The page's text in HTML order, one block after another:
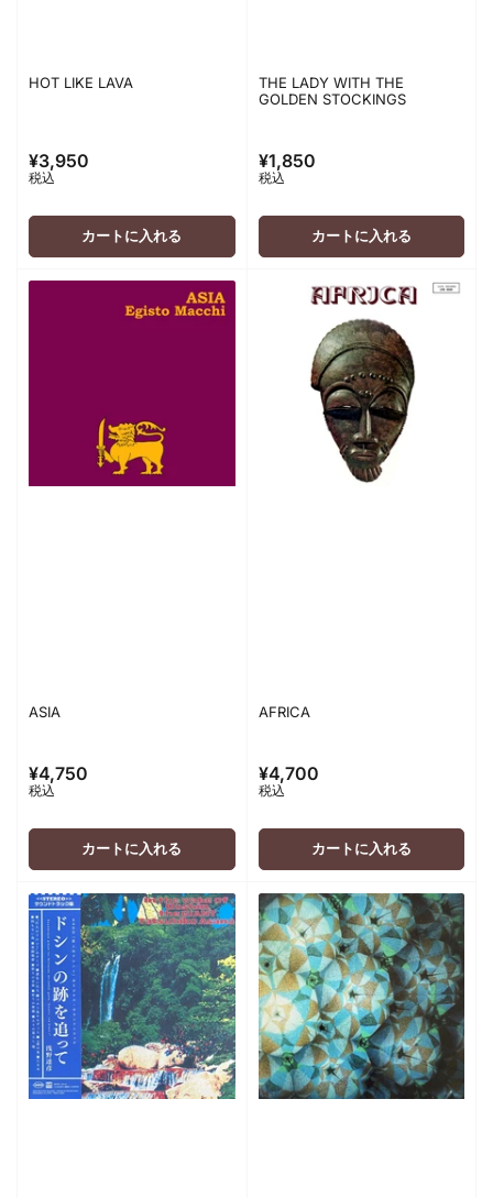
HOT LIKE LAVA
通
常
価
¥3,950
税込
カートに入れる
THE LADY WITH THE
GOLDEN STOCKINGS
通
常
価
¥1,850
税込
カートに入れる
ASIA
通
常
価
¥4,750
税込
カートに入れる
AFRICA
通
常
価
¥4,700
税込
カートに入れる